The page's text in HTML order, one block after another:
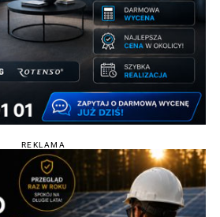
REKLAMA